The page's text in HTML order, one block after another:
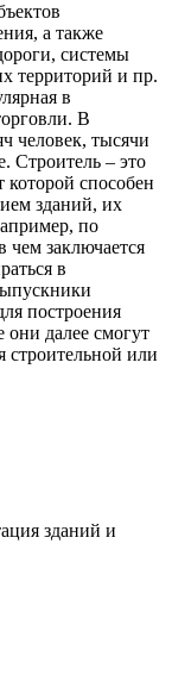
а также
системы
территорий и пр.
в
В
человек, тысячи
Строитель – это
которой способен
зданий, их
по
заключается
в
построения
они далее смогут
строительной или
зданий и